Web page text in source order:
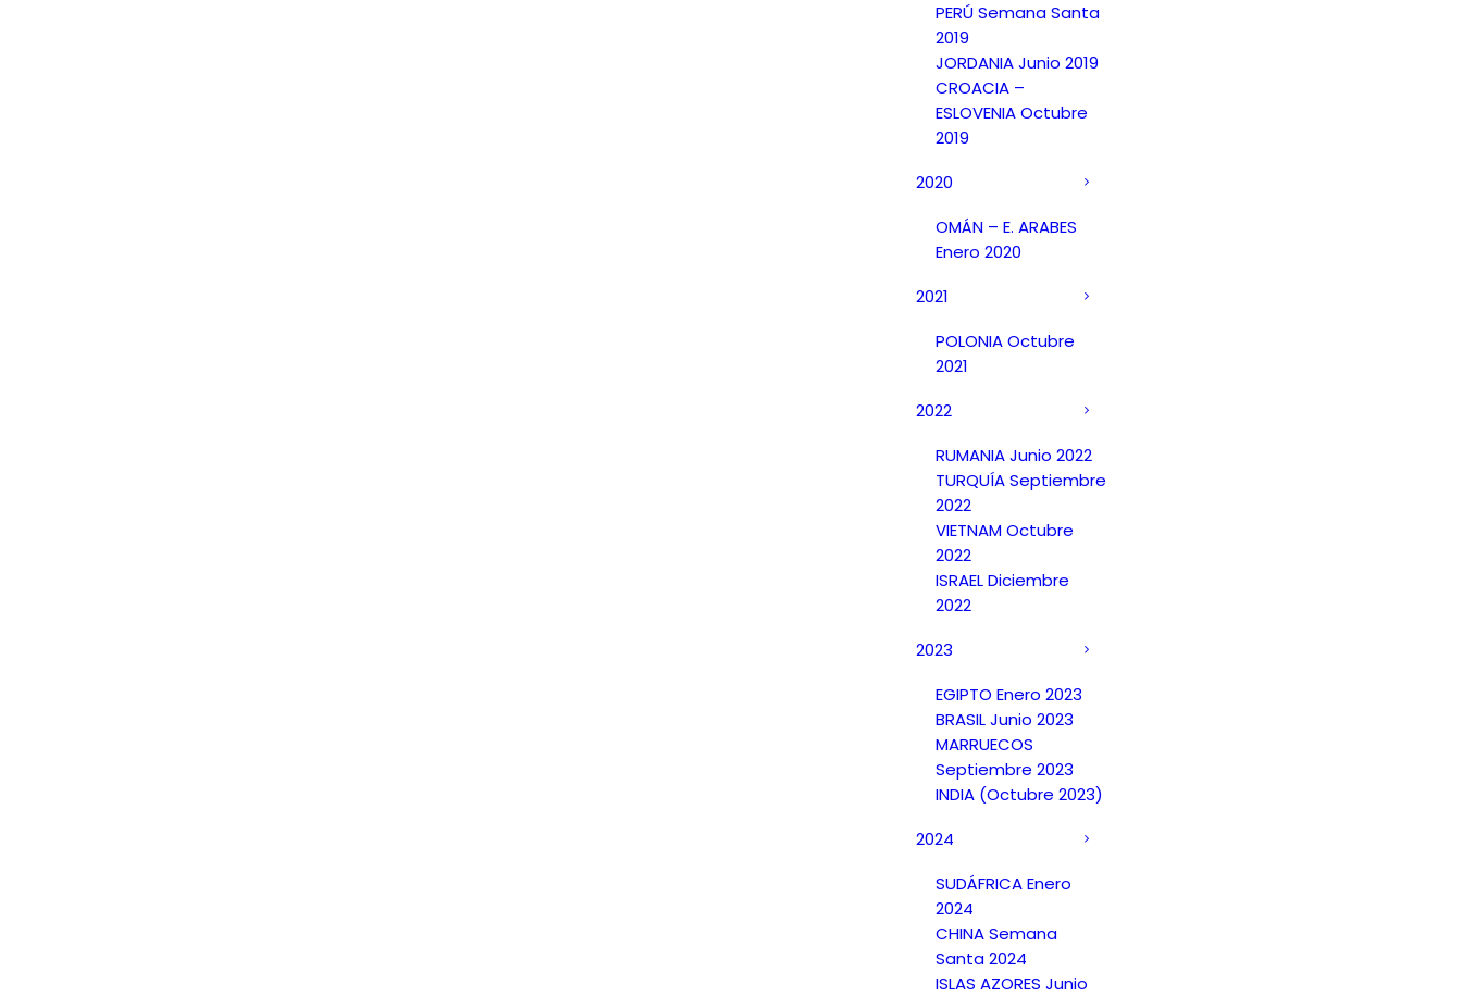
PERÚ Semana Santa
2019
JORDANIA Junio 2019
CROACIA –
ESLOVENIA Octubre
2019
2020
OMÁN – E. ARABES
Enero 2020
2021
POLONIA Octubre
2021
2022
RUMANIA Junio 2022
TURQUÍA Septiembre
2022
VIETNAM Octubre
2022
ISRAEL Diciembre
2022
2023
EGIPTO Enero 2023
BRASIL Junio 2023
MARRUECOS
Septiembre 2023
INDIA (Octubre 2023)
2024
SUDÁFRICA Enero
2024
CHINA Semana
Santa 2024
ISLAS AZORES Junio